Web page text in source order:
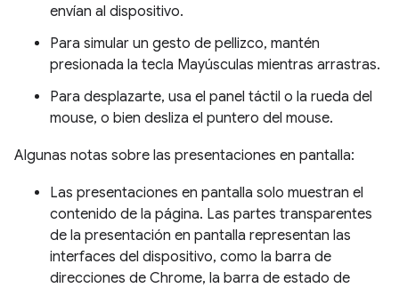
envían al dispositivo.
Para simular un gesto de pellizco, mantén
presionada la tecla Mayúsculas mientras arrastras.
Para desplazarte, usa el panel táctil o la rueda del
mouse, o bien desliza el puntero del mouse.
Algunas notas sobre las presentaciones en pantalla:
Las presentaciones en pantalla solo muestran el
contenido de la página. Las partes transparentes
de la presentación en pantalla representan las
interfaces del dispositivo, como la barra de
direcciones de Chrome, la barra de estado de